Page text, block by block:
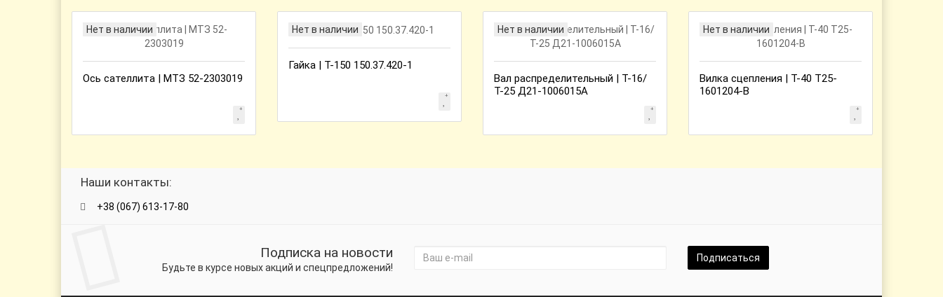
Нет в наличии
Ось сателлита | МТЗ 52-2303019
Нет в наличии
Гайка | Т-150 150.37.420-1
Нет в наличии
Вал распределительный | Т-16/
Т-25 Д21-1006015А
Нет в наличии
Вилка сцепления | Т-40 Т25-
1601204-В
Наши контакты:
+38 (067) 613-17-80
Подписка на новости
Будьте в курсе новых акций и спецпредложений!
Подписаться